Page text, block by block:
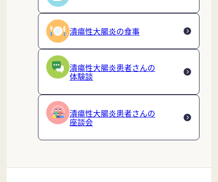
潰瘍性大腸炎の食事
潰瘍性大腸炎患者さんの
体験談
潰瘍性大腸炎患者さんの
座談会